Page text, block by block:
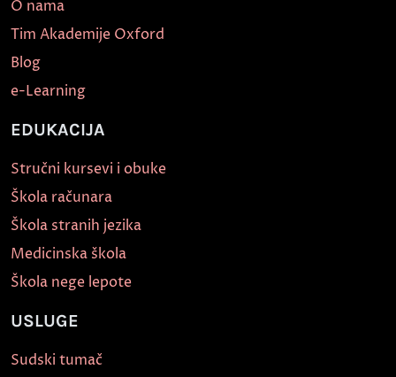
O nama
Tim Akademije Oxford
Blog
e-Learning
EDUKACIJA
Stručni kursevi i obuke
Škola računara
Škola stranih jezika
Medicinska škola
Škola nege lepote
USLUGE
Sudski tumač